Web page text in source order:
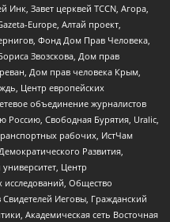
Завет церквей TCCN, Агора,
Europe, Алтай проект,
Фонд Дом Прав Человека,
Звозскова, Дом прав
Дом прав человека Крым,
Центр европейских
объединение журналистов
Россию, Свободная Бурятия, Uralic,
рабочих, ИстЧам
Развития,
Центр
Общество
Иеговы, Гражданский
Академическая сеть Восточная